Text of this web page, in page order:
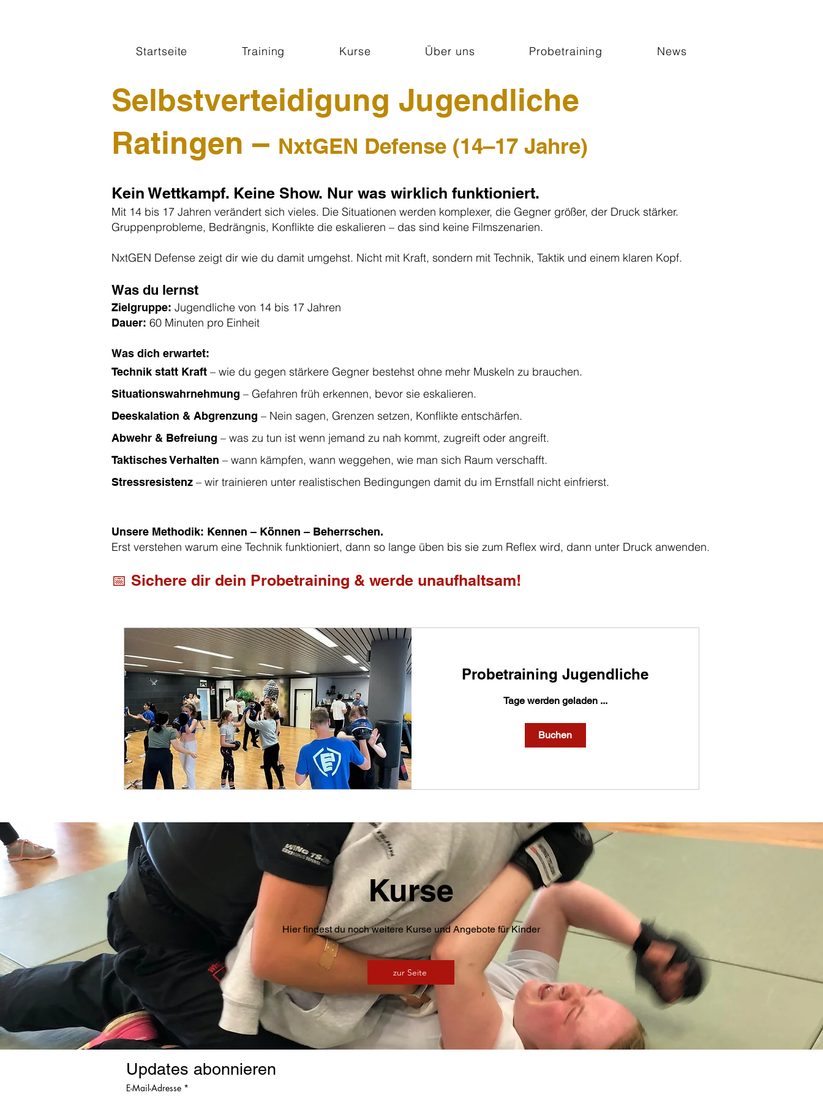
Startseite Training Kurse Über uns Probetraining News
Selbstverteidigung Jugendliche
Ratingen – NxtGEN Defense (14–17 Jahre)
Kein Wettkampf. Keine Show. Nur was wirklich funktioniert.
Mit 14 bis 17 Jahren verändert sich vieles. Die Situationen werden komplexer, die Gegner größer, der Druck stärker.
Gruppenprobleme, Bedrängnis, Konflikte die eskalieren – das sind keine Filmszenarien.
NxtGEN Defense zeigt dir wie du damit umgehst. Nicht mit Kraft, sondern mit Technik, Taktik und einem klaren Kopf.
Was du lernst
Zielgruppe: Jugendliche von 14 bis 17 Jahren
Dauer: 60 Minuten pro Einheit
Was dich erwartet:
Technik statt Kraft – wie du gegen stärkere Gegner bestehst ohne mehr Muskeln zu brauchen.
Situationswahrnehmung – Gefahren früh erkennen, bevor sie eskalieren.
Deeskalation & Abgrenzung – Nein sagen, Grenzen setzen, Konflikte entschärfen.
Abwehr & Befreiung – was zu tun ist wenn jemand zu nah kommt, zugreift oder angreift.
Taktisches Verhalten – wann kämpfen, wann weggehen, wie man sich Raum verschafft.
Stressresistenz – wir trainieren unter realistischen Bedingungen damit du im Ernstfall nicht einfrierst.
Unsere Methodik: Kennen – Können – Beherrschen.
Erst verstehen warum eine Technik funktioniert, dann so lange üben bis sie zum Reflex wird, dann unter Druck anwenden.
📅 Sichere dir dein Probetraining & werde unaufhaltsam!
Probetraining Jugendliche
Tage werden geladen ...
Buchen
Kurse
Hier findest du noch weitere Kurse und Angebote für Kinder
zur Seite
Updates abonnieren
E-Mail-Adresse *